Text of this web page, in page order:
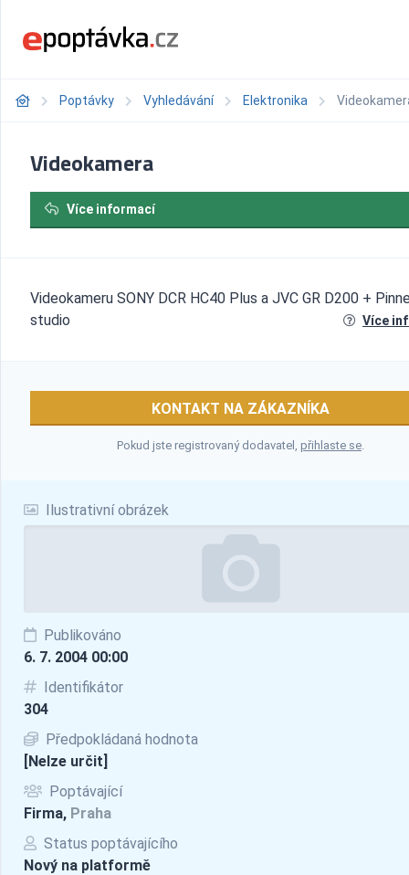
Poptávky Vyhledávání Elektronika
Ilustrativní obrázek
Publikováno
6. 7. 2004 00:00
Identifikátor
304
Předpokládaná hodnota
[Nelze určit]
Poptávající
Firma, Praha
Status poptávajícího
Nový na platformě
Videokamera
Více informací
Videokameru SONY DCR HC40 Plus a JVC GR D200 +
studio
Více
KONTAKT NA ZÁKAZNÍKA
Pokud jste registrovaný dodavatel, přihlaste se.